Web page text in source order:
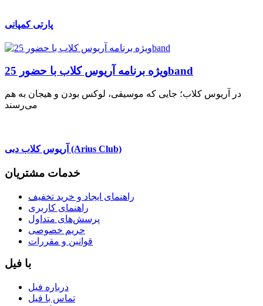
پارتی کمپانی
ویژه برنامه آریوس کلاب با حضور 25band
در آریوس کلاب؛ جایی که موسیقی، لوکس بودن و هیجان به هم
می‌رسند
آریوس کلاب دبی (Arius Club)
خدمات مشتریان
راهنمای ایجاد و خرید تخفیف
راهنمای کاربری
پرسش‌های متداول
حریم خصوصی
قوانین و مقررات
با فیل
درباره فیل
تماس با فیل